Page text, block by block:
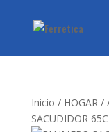
Inicio / HOGAR/
SACUDIDOR